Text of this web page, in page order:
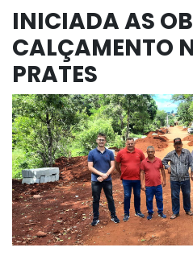
INICIADA AS
CALÇAMENTO
PRATES